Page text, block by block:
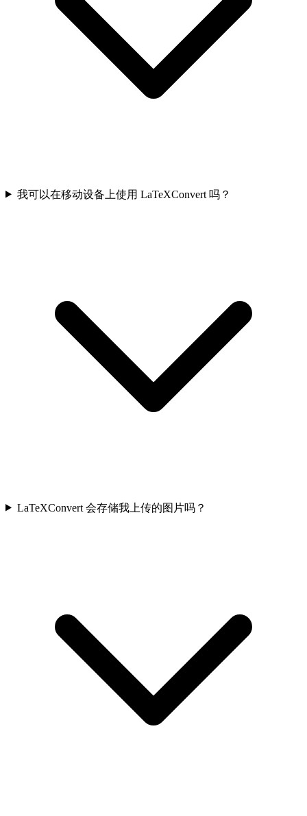
我可以在移动设备上使用 LaTeXConvert 吗？
LaTeXConvert 会存储我上传的图片吗？